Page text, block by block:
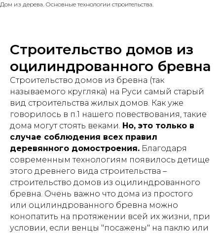
Дом из дерева. Основные технологии строительства.
Строительство домов из
оцилиндрованного бревна
Строительство домов из бревна (так
называемого кругляка) на Руси самый старый
вид строительства жилых домов. Как уже
говорилось в п.1 нашего повествования, такие
дома могут стоять веками. Но, это только в
случае соблюдения всех правил
деревянного домостроения. Благодаря
современным технологиям появилось детище
этого древнего вида строительства –
строительство домов из оцилиндрованного
бревна. Очень важно что дома из простого
или оцилиндрованного бревна можно
конопатить на протяжении всей их жизни, при
условии, если венцы "посажены" на паклю или